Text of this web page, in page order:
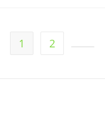
1 2